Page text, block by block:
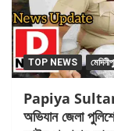
TOP NEWS
Papiya Sultana
অভিযান জেলা